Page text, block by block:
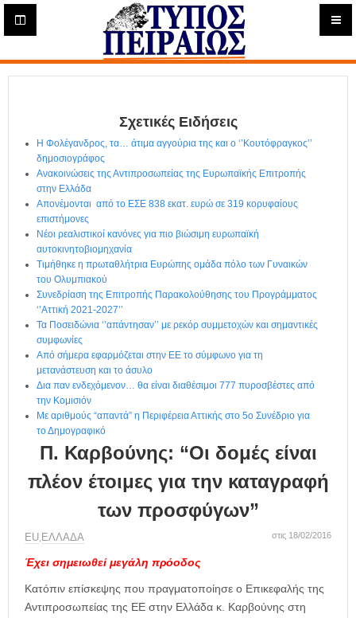
Η
ε
ρ
Σχετικές Ειδήσεις
Η Φολέγανδρος, τα… άτιμα αγγούρια της και ο ‘’Κουτόφραγκος’’
δημοσιογράφος
Ανακοινώσεις της Αντιπροσωπείας της Ευρωπαϊκής Επιτροπής
στην Ελλάδα
Απονέμονται από το ΕΣΕ 838 εκατ. ευρώ σε 319 κορυφαίους
επιστήμονες
Νέοι ρεαλιστικοί κανόνες για πιο βιώσιμη ευρωπαϊκή
αυτοκινητοβιομηχανία
Τιμήθηκε η πρωταθλήτρια Ευρώπης ομάδα πόλο των Γυναικών
του Ολυμπιακού
Συνεδρίαση της Επιτροπής Παρακολούθησης του Προγράμματος
‘’Αττική 2021-2027’’
Τα Ποσειδώνια ‘’απάντησαν’’ με ρεκόρ συμμετοχών και σημαντικές
συμφωνίες
Από σήμερα εφαρμόζεται στην ΕΕ το σύμφωνο για τη
μετανάστευση και το άσυλο
Δια παν ενδεχόμενον… θα είναι διαθέσιμοι 777 πυροσβέστες από
την Κομισιόν
Με αριθμούς “απαντά” η Περιφέρεια Αττικής στο 5ο Συνέδριο για
το Δημογραφικό
Π. Καρβούνης: “Οι δομές είναι
πλέον έτοιμες για την καταγραφή
των προσφύγων”
ΕU, ΕΛΛΑΔΑ στις 18/02/2016
Έχει σημειωθεί μεγάλη πρόοδος
Κατόπιν επίσκεψης που πραγματοποίησε ο Επικεφαλής της
Αντιπροσωπείας της ΕΕ στην Ελλάδα κ. Καρβούνης στη